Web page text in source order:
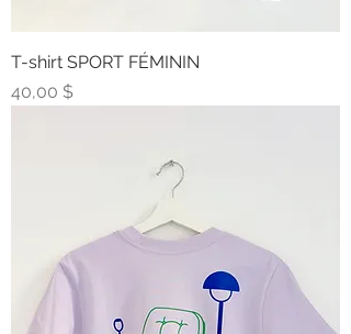
T-shirt SPORT FÉMININ
Prix
40,00 $